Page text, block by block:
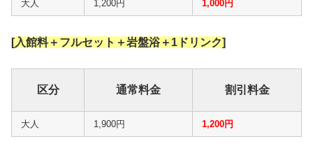
大人 1,200円 1,000円
[入館料＋フルセット＋岩盤浴＋1ドリンク]
区分 通常料金 割引料金
大人 1,900円 1,200円